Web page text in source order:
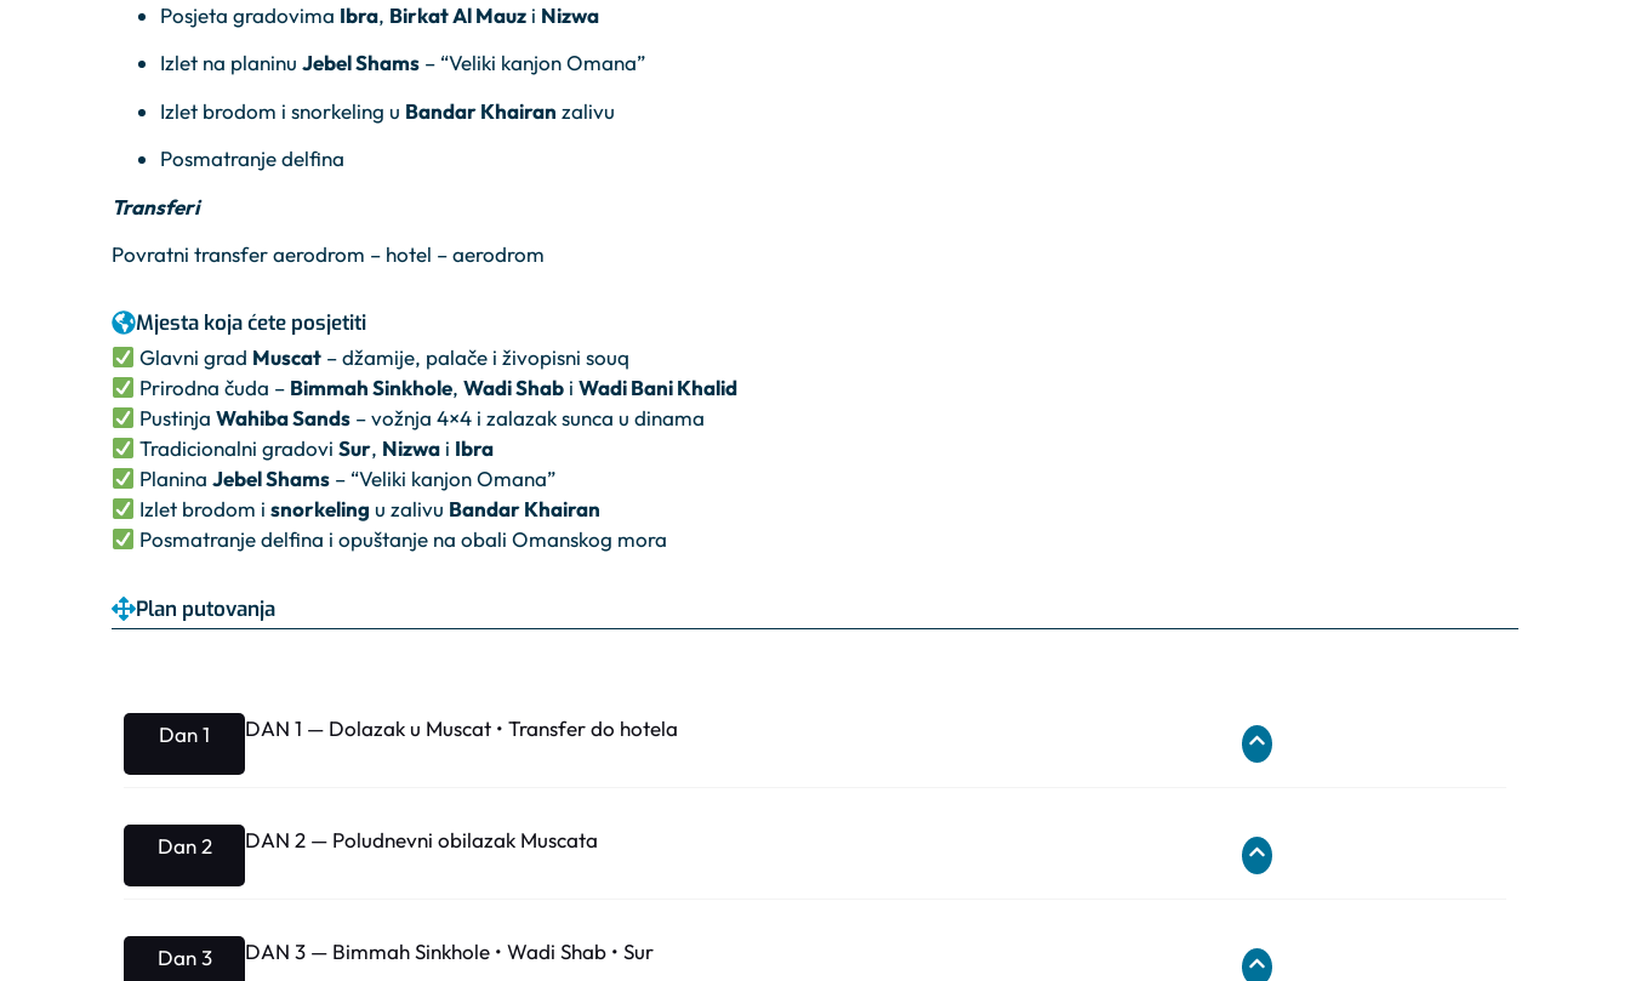
Posjeta gradovima Ibra, Birkat Al Mauz i Nizwa
Izlet na planinu Jebel Shams – “Veliki kanjon Omana”
Izlet brodom i snorkeling u Bandar Khairan zalivu
Posmatranje delfina
Transferi
Povratni transfer aerodrom – hotel – aerodrom
Mjesta koja ćete posjetiti
Glavni grad Muscat – džamije, palače i živopisni souq
Prirodna čuda – Bimmah Sinkhole,Wadi Shab iWadi Bani Khalid
PustinjaWahiba Sands – vožnja 4×4 i zalazak sunca u dinama
Tradicionalni gradoviSur, Nizwa i Ibra
PlaninaJebel Shams – “Veliki kanjon Omana”
Izlet brodom isnorkeling u zalivu Bandar Khairan
Posmatranje delfina i opuštanje na obali Omanskog mora
Plan putovanja
Dan 1 DAN 1 — Dolazak u Muscat • Transfer do hotela
Dan 2 DAN 2 — Poludnevni obilazak Muscata
Dan 3 DAN 3 — Bimmah Sinkhole • Wadi Shab • Sur